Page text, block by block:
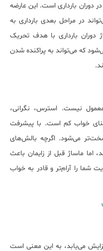
دوران بارداری است. این عارضه
در مراحل بعدی بارداری به
دوران بارداری با هدف تحریک
که می‌تواند به پراکنده شدن
نیست. استرس، نگرانی،
خواب کم است. با پیشرفت
می‌شود. اگرچه بالش‌های
اما ماساژ قبل از زایمان باعث
را آرام‌تر و قادر به خواب
می‌یابد، به این معنی است